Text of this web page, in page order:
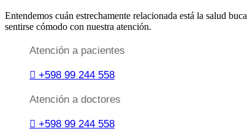
Entendemos cuán estrechamente relacionada está la salud
sentirse cómodo con nuestra atención.
Atención a pacientes
+598 99 244 558
Atención a doctores
+598 99 244 558‬‬